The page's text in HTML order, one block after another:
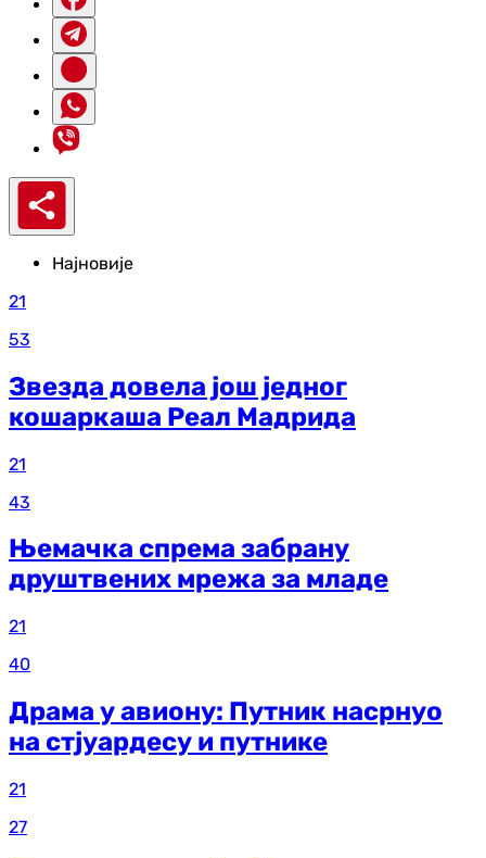
Најновије
21
53
Звезда довела још једног
кошаркаша Реал Мадрида
21
43
Њемачка спрема забрану
друштвених мрежа за младе
21
40
Драма у авиону: Путник насрнуо
на стјуардесу и путнике
21
27